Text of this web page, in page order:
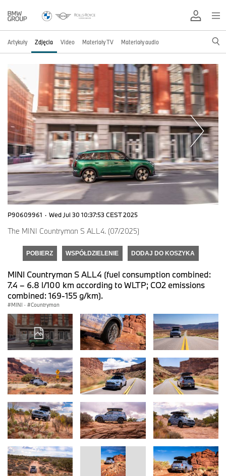
Artykuły Zdjęcia Video Materiały TV Materiały audio
P90609961 · Wed Jul 30 10:37:53 CEST 2025
The MINI Countryman S ALL4. (07/2025)
POBIERZ WSPÓŁDZIELENIE DODAJ DO KOSZYKA
MINI Countryman S ALL4 (fuel consumption combined:
7.4 – 6.8 l/100 km according to WLTP; CO2 emissions
combined: 169-155 g/km).
MINI · Countryman